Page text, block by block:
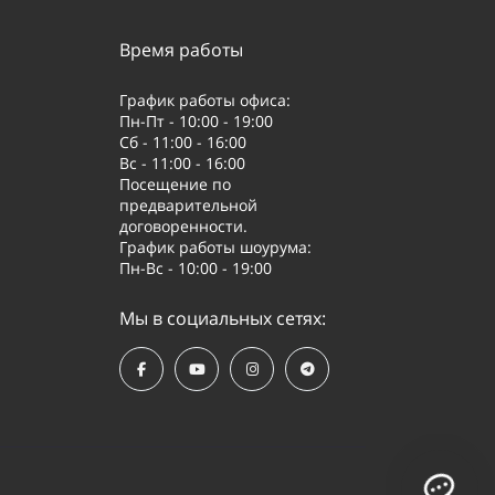
Время работы
График работы офиса:
Пн-Пт - 10:00 - 19:00
Сб - 11:00 - 16:00
Вс - 11:00 - 16:00
Посещение по
предварительной
договоренности.
График работы шоурума:
Пн-Вс - 10:00 - 19:00
Мы в социальных сетях: